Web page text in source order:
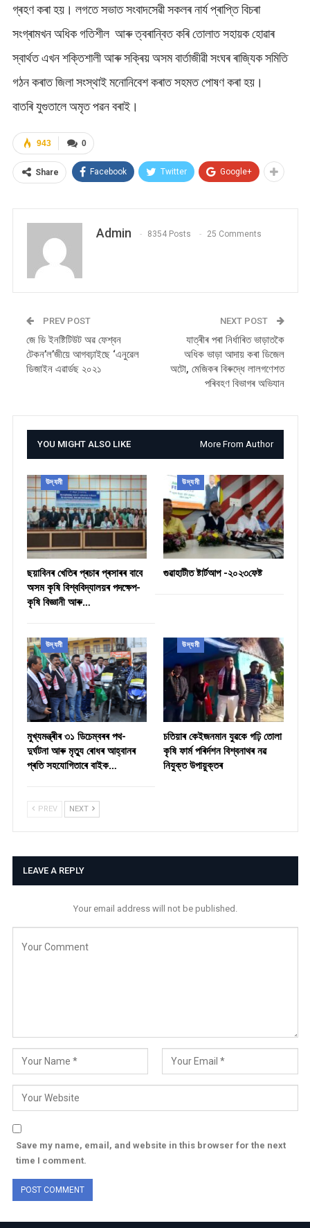
গ্ৰহণ কৰা হয়। লগতে সভাত সংবাদসেৱী সকলৰ নাৰ্য প্ৰাপ্তি বিচৰা
সংগ্ৰামখন অধিক গতিশীল আৰু ত্বৰান্বিত কৰি তোলাত সহায়ক হোৱাৰ
স্বাৰ্থত এখন শক্তিশালী আৰু সক্ৰিয় অসম বার্তাজীৱী সংঘৰ ৰাজ্যিক সমিতি
গঠন কৰাত জিলা সংস্থাই মনোনিবেশ কৰাত সহমত পোষণ কৰা হয়।
বাতৰি যুগুতালে অমৃত পৱন বৰাই।
0
943
Share Facebook Twitter Google+
Admin 8354 Posts 25 Comments
PREV POST
জে ডি ইনষ্টিটিউট অৱ ফেশ্বন
টেকন’ল’জীয়ে আগবঢ়াইছে ‘এনুৱেল
ডিজাইন এৱাৰ্ডছ ২০২১
NEXT POST
যাত্ৰীৰ পৰা নিৰ্ধাৰিত ভাড়াতকৈ
অধিক ভাড়া আদায় কৰা ডিজেল
অটো, মেজিকৰ বিৰুদ্ধে লালগণেশত
পৰিবহণ বিভাগৰ অভিযান
YOU MIGHT ALSO LIKE More From Author
উদ্যমী
ছয়াবিনৰ খেতিৰ প্ৰচাৰ প্ৰসাৰৰ বাবে
অসম কৃষি বিশ্ববিদ্যালয়ৰ পদক্ষেপ-
কৃষি বিজ্ঞানী আৰু…
উদ্যমী
গুৱাহাটীত ষ্টাৰ্টআপ -২০২৩ফেষ্ট
উদ্যমী
মুখ্যমন্ত্ৰীৰ ৩১ ডিচেম্বৰৰ পথ-
দুৰ্ঘটনা আৰু মৃত্যু ৰোধৰ আহ্বানৰ
প্ৰতি সহযোগিতাৰে বাইক…
উদ্যমী
চতিয়াৰ কেইজনমান যুৱকে গঢ়ি তোলা
কৃষি ফাৰ্ম পৰিৰ্দশন বিশ্বনাথৰ নৱ
নিযুক্ত উপায়ুক্তৰ
PREV NEXT
LEAVE A REPLY
Your email address will not be published.
Save my name, email, and website in this browser for the next
time I comment.